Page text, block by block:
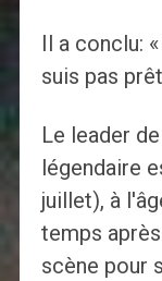
Il a conclu:
suis pas
Le leader
légendaire
juillet), à
temps
scène pour